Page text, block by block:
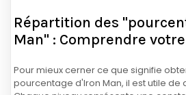
Répartition des
Man" : Comprendre
Pour mieux cerner ce que signifie
pourcentage d'Iron Man, il est utile de